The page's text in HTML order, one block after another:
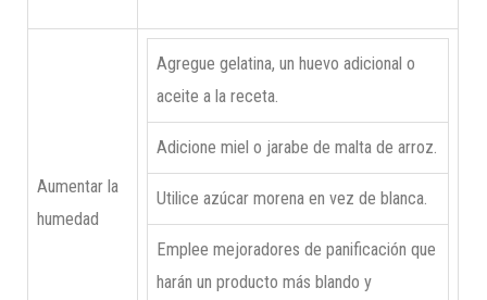
Aumentar la
humedad
Agregue gelatina, un huevo adicional o
aceite a la receta.
Adicione miel o jarabe de malta de arroz.
Utilice azúcar morena en vez de blanca.
Emplee mejoradores de panificación que
harán un producto más blando y